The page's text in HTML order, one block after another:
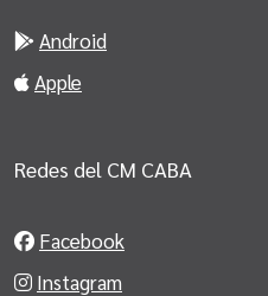
Android
Apple
Redes del CM CABA
Facebook
Instagram